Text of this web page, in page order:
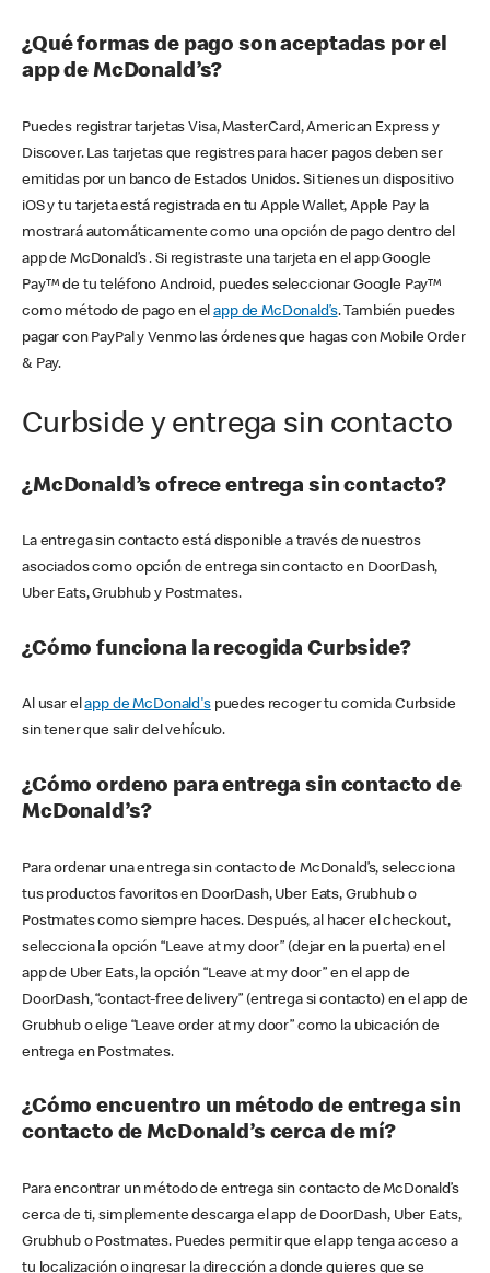
¿Qué formas de pago son aceptadas por el
app de McDonald’s?
Puedes registrar tarjetas Visa, MasterCard, American Express y
Discover. Las tarjetas que registres para hacer pagos deben ser
emitidas por un banco de Estados Unidos. Si tienes un dispositivo
iOS y tu tarjeta está registrada en tu Apple Wallet, Apple Pay la
mostrará automáticamente como una opción de pago dentro del
app de McDonald’s . Si registraste una tarjeta en el app Google
Pay™ de tu teléfono Android, puedes seleccionar Google Pay™
como método de pago en elapp de McDonald’s. También puedes
pagar con PayPal y Venmo las órdenes que hagas con Mobile Order
& Pay.
Curbside y entrega sin contacto
¿McDonald’s ofrece entrega sin contacto?
La entrega sin contacto está disponible a través de nuestros
asociados como opción de entrega sin contacto en DoorDash,
Uber Eats, Grubhub y Postmates.
¿Cómo funciona la recogida Curbside?
Al usar elapp de McDonald'spuedes recoger tu comida Curbside
sin tener que salir del vehículo.
¿Cómo ordeno para entrega sin contacto de
McDonald’s?
Para ordenar una entrega sin contacto de McDonald’s, selecciona
tus productos favoritos en DoorDash, Uber Eats, Grubhub o
Postmates como siempre haces. Después, al hacer el checkout,
selecciona la opción “Leave at my door” (dejar en la puerta) en el
app de Uber Eats, la opción “Leave at my door” en el app de
DoorDash, “contact-free delivery” (entrega si contacto) en el app de
Grubhub o elige “Leave order at my door” como la ubicación de
entrega en Postmates.
¿Cómo encuentro un método de entrega sin
contacto de McDonald’s cerca de mí?
Para encontrar un método de entrega sin contacto de McDonald’s
cerca de ti, simplemente descarga el app de DoorDash, Uber Eats,
Grubhub o Postmates. Puedes permitir que el app tenga acceso a
tu localización o ingresar la dirección a donde quieres que se